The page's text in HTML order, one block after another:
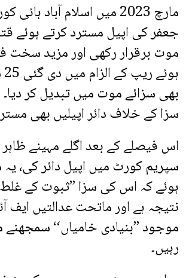
مارچ 2023 میں اسلام آباد
جعفر کی اپیل مسترد کرتے ہوئے
موت برقرار رکھی اور مزید سخت
بھی سزائے موت میں تبدیل کر
سزا کے خلاف دائر اپیلیں بھی
اس فیصلے کے بعد اگلے مہینے
سپریم کورٹ میں اپیل دائر کی،
ہوئے کہ اس کی سزا ’’ثبوت کے
نتیجہ ہے اور ماتحت عدالتیں ایف
موجود ’’بنیادی خامیاں‘‘ سمجھنے
رہیں۔